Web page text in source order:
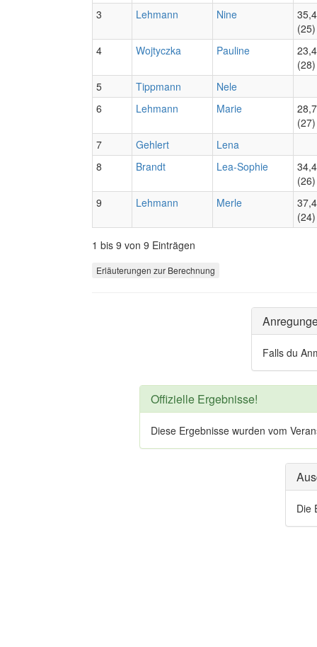
3
Lehmann Nine
(25)
4
Wojtyczka Pauline
(28)
5
Tippmann
Nele
6
Lehmann Marie
(27)
7
Gehlert
Lena
8
Brandt Lea-Sophie
(26)
9
Lehmann Merle
(24)
1 bis 9 von 9 Einträgen
Erläuterungen zur Berechnung
Falls du
Offizielle Ergebnisse!
Diese Ergebnisse wurden vom
Die